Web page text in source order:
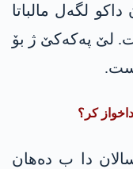
لگەل مالباتا
لێ پەکەکێ ژ بۆ
کر؟
دا ب دەھان